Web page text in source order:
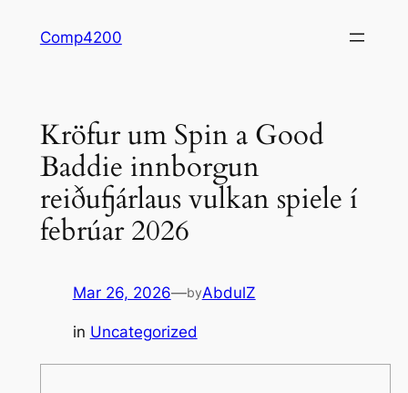
Comp4200
Kröfur um Spin a Good
Baddie innborgun
reiðufjárlaus vulkan spiele í
febrúar 2026
Mar 26, 2026—byAbdulZ
in Uncategorized